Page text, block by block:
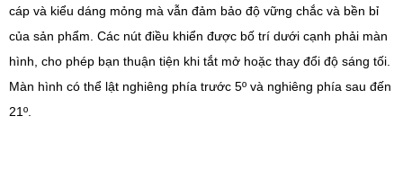
cáp và kiểu dáng mỏng mà vẫn đảm bảo độ vững chắc và bền bỉ
của sản phẩm. Các nút điều khiển được bố trí dưới cạnh phải màn
hình, cho phép bạn thuận tiện khi tắt mở hoặc thay đổi độ sáng tối.
Màn hình có thể lật nghiêng phía trước 5º và nghiêng phía sau đến
21º.